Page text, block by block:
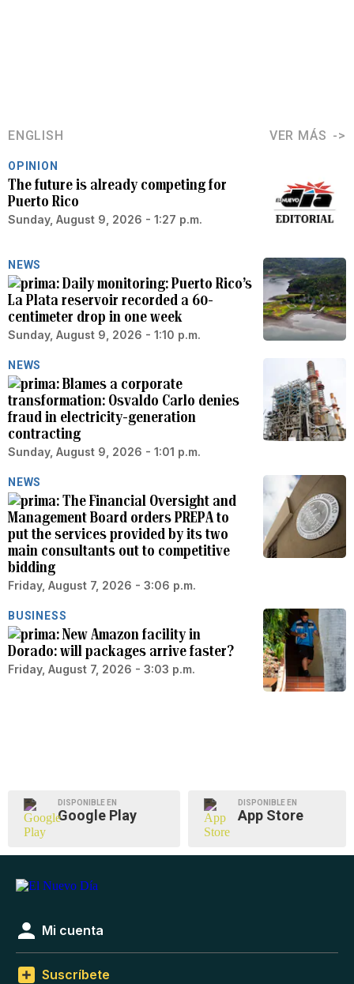
ENGLISH VER MÁS
OPINION
The future is already competing for
Puerto Rico
Sunday, August 9, 2026 - 1:27 p.m.
NEWS
Daily monitoring: Puerto Rico’s
La Plata reservoir recorded a 60-
centimeter drop in one week
Sunday, August 9, 2026 - 1:10 p.m.
NEWS
Blames a corporate
transformation: Osvaldo Carlo denies
fraud in electricity-generation
contracting
Sunday, August 9, 2026 - 1:01 p.m.
NEWS
The Financial Oversight and
Management Board orders PREPA to
put the services provided by its two
main consultants out to competitive
bidding
Friday, August 7, 2026 - 3:06 p.m.
BUSINESS
New Amazon facility in
Dorado: will packages arrive faster?
Friday, August 7, 2026 - 3:03 p.m.
DISPONIBLE EN
Google Play
DISPONIBLE EN
App Store
Mi cuenta
Suscríbete